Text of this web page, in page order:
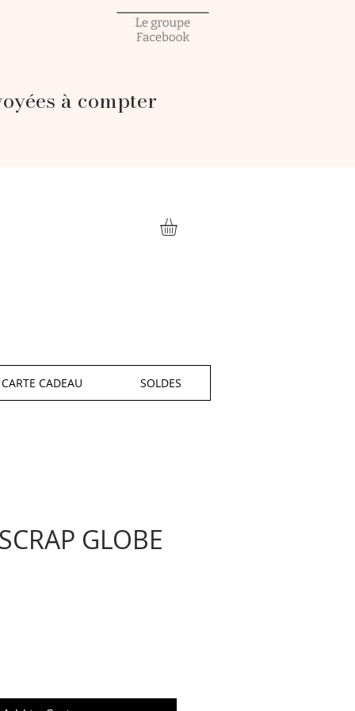
à compter
GLOBE
CARTE CADEAU SOLDES